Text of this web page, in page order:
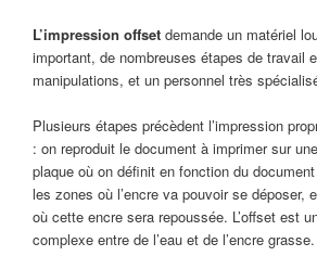
L’impression offsetdemande un matériel
important, de nombreuses étapes de travail
manipulations, et un personnel très
Plusieurs étapes précèdent l’impression
: on reproduit le document à imprimer sur
plaque où on définit en fonction du
les zones où l’encre va pouvoir se déposer,
où cette encre sera repoussée. L’offset est
complexe entre de l’eau et de l’encre grasse.